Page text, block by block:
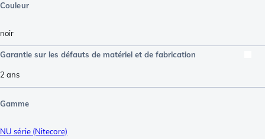
Couleur
noir
Garantie sur les défauts de matériel et de fabrication
2 ans
Gamme
NU série (Nitecore)